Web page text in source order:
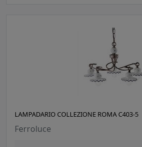
LAMPADARIO COLLEZIONE ROMA C403-5
Ferroluce